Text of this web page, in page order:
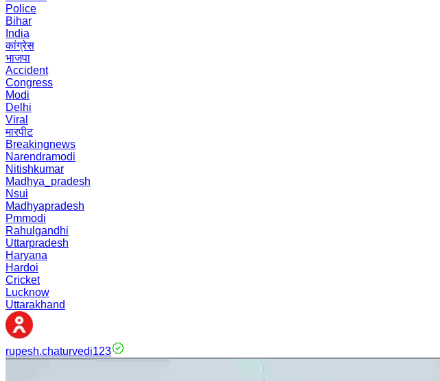
Police
Bihar
India
कांग्रेस
भाजपा
Accident
Congress
Modi
Delhi
Viral
मारपीट
Breakingnews
Narendramodi
Nitishkumar
Madhya_pradesh
Nsui
Madhyapradesh
Pmmodi
Rahulgandhi
Uttarpradesh
Haryana
Hardoi
Cricket
Lucknow
Uttarakhand
rupesh.chaturvedi123